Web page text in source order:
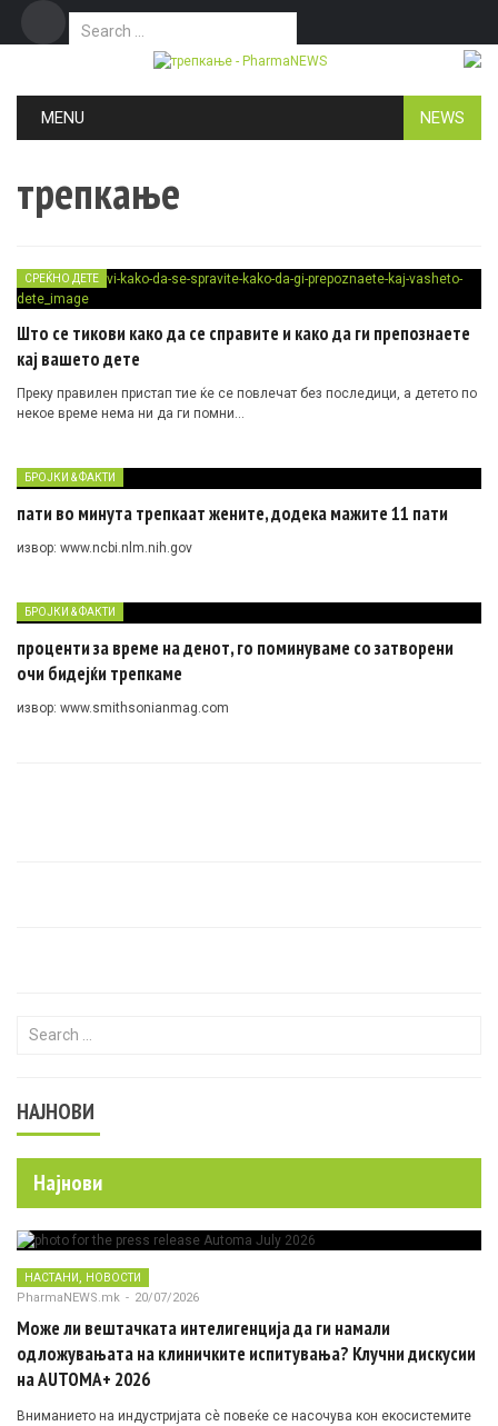
Search for:
MENU NEWS
трепкање
СРЕЌНО ДЕТЕ
Што се тикови како да се справите и како да ги препознаете
кај вашето дете
Преку правилен пристап тие ќе се повлечат без последици, а детето по
некое време нема ни да ги помни…
БРОЈКИ & ФАКТИ
пати во минута трепкаат жените, додека мажите 11 пати
извор: www.ncbi.nlm.nih.gov
БРОЈКИ & ФАКТИ
проценти за време на денот, го поминуваме со затворени
очи бидејќи трепкаме
извор: www.smithsonianmag.com
Search for:
НАЈНОВИ
Најнови
НАСТАНИ, НОВОСТИ
PharmaNEWS.mk - 20/07/2026
Може ли вештачката интелигенција да ги намали
одложувањата на клиничките испитувања? Клучни дискусии
на AUTOMA+ 2026
Вниманието на индустријата сè повеќе се насочува кон екосистемите